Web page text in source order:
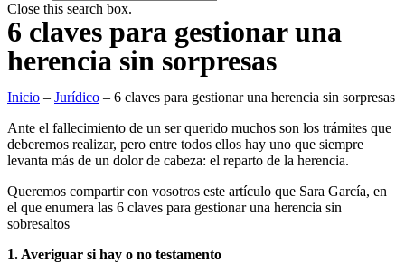
Close this search box.
6 claves para gestionar una
herencia sin sorpresas
Inicio – Jurídico – 6 claves para gestionar una herencia sin sorpresas
Ante el fallecimiento de un ser querido muchos son los trámites que
deberemos realizar, pero entre todos ellos hay uno que siempre
levanta más de un dolor de cabeza: el reparto de la herencia.
Queremos compartir con vosotros este artículo que Sara García, en
el que enumera las 6 claves para gestionar una herencia sin
sobresaltos
1. Averiguar si hay o no testamento